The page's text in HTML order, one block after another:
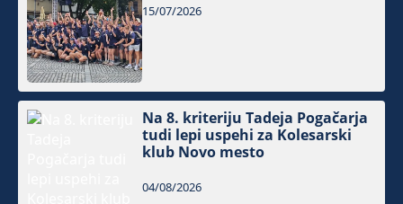
15/07/2026
Na 8. kriteriju Tadeja Pogačarja
tudi lepi uspehi za Kolesarski
klub Novo mesto
04/08/2026